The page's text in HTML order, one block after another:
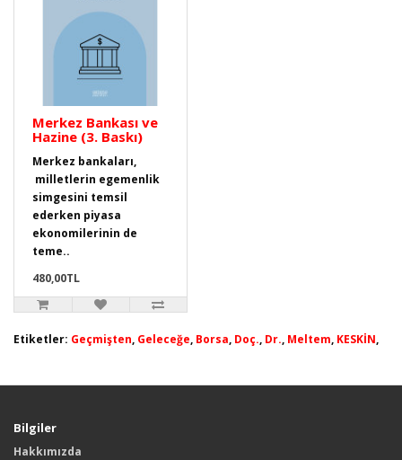
Merkez Bankası ve
Hazine (3. Baskı)
Merkez bankaları,
milletlerin egemenlik
simgesini temsil
ederken piyasa
ekonomilerinin de
teme..
480,00TL
Etiketler: Geçmişten, Geleceğe, Borsa, Doç., Dr., Meltem, KESKİN,
Bilgiler
Hakkımızda